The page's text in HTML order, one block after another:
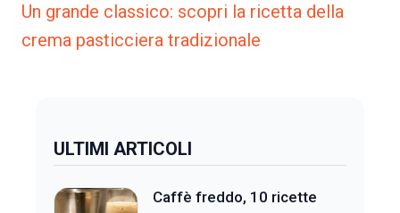
Un grande classico: scopri la ricetta della
crema pasticciera tradizionale
ULTIMI ARTICOLI
Caffè freddo, 10 ricette